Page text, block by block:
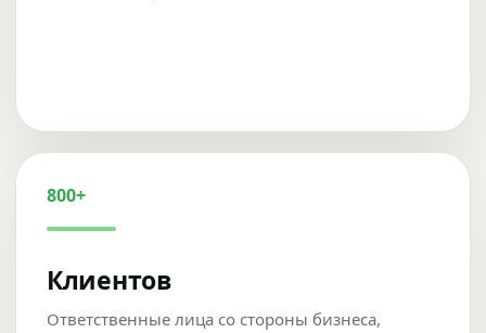
800+
Клиентов
Ответственные лица со стороны бизнеса,